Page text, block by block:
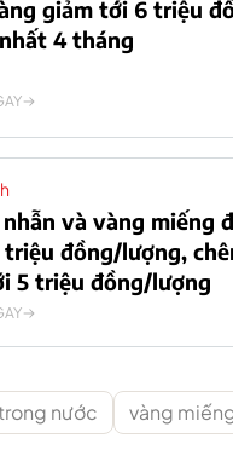
giảm tới 6 triệu
4 tháng
và vàng miếng
triệu đồng/lượng,
5 triệu đồng/lượng
nước vàng